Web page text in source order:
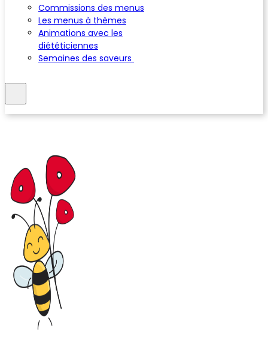
Commissions des menus
Les menus à thèmes
Animations avec les
diététiciennes
Semaines des saveurs